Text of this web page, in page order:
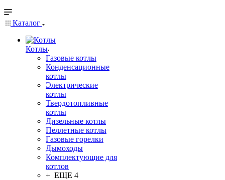
Каталог
Котлы
Газовые котлы
Конденсационные
котлы
Электрические
котлы
Твердотопливные
котлы
Дизельные котлы
Пеллетные котлы
Газовые горелки
Дымоходы
Комплектующие для
котлов
+ ЕЩЕ 4